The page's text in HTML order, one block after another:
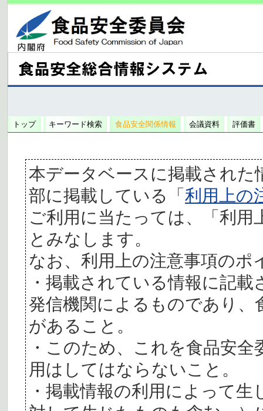
トップ キーワード検索 食品安全関係情報 会議資料 評価書
本データベースに掲載された
部に掲載している「利用上の
ご利用に当たっては、「利
とみなします。
なお、利用上の注意事項の
・掲載されている情報に記
発信機関によるものであり、
があること。
・このため、これを食品安
用はしてはならないこと。
・掲載情報の利用によって